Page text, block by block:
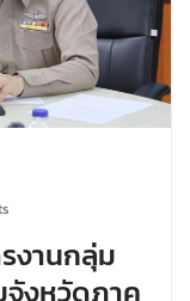
งานกลุ่ม
งหวัดภาค